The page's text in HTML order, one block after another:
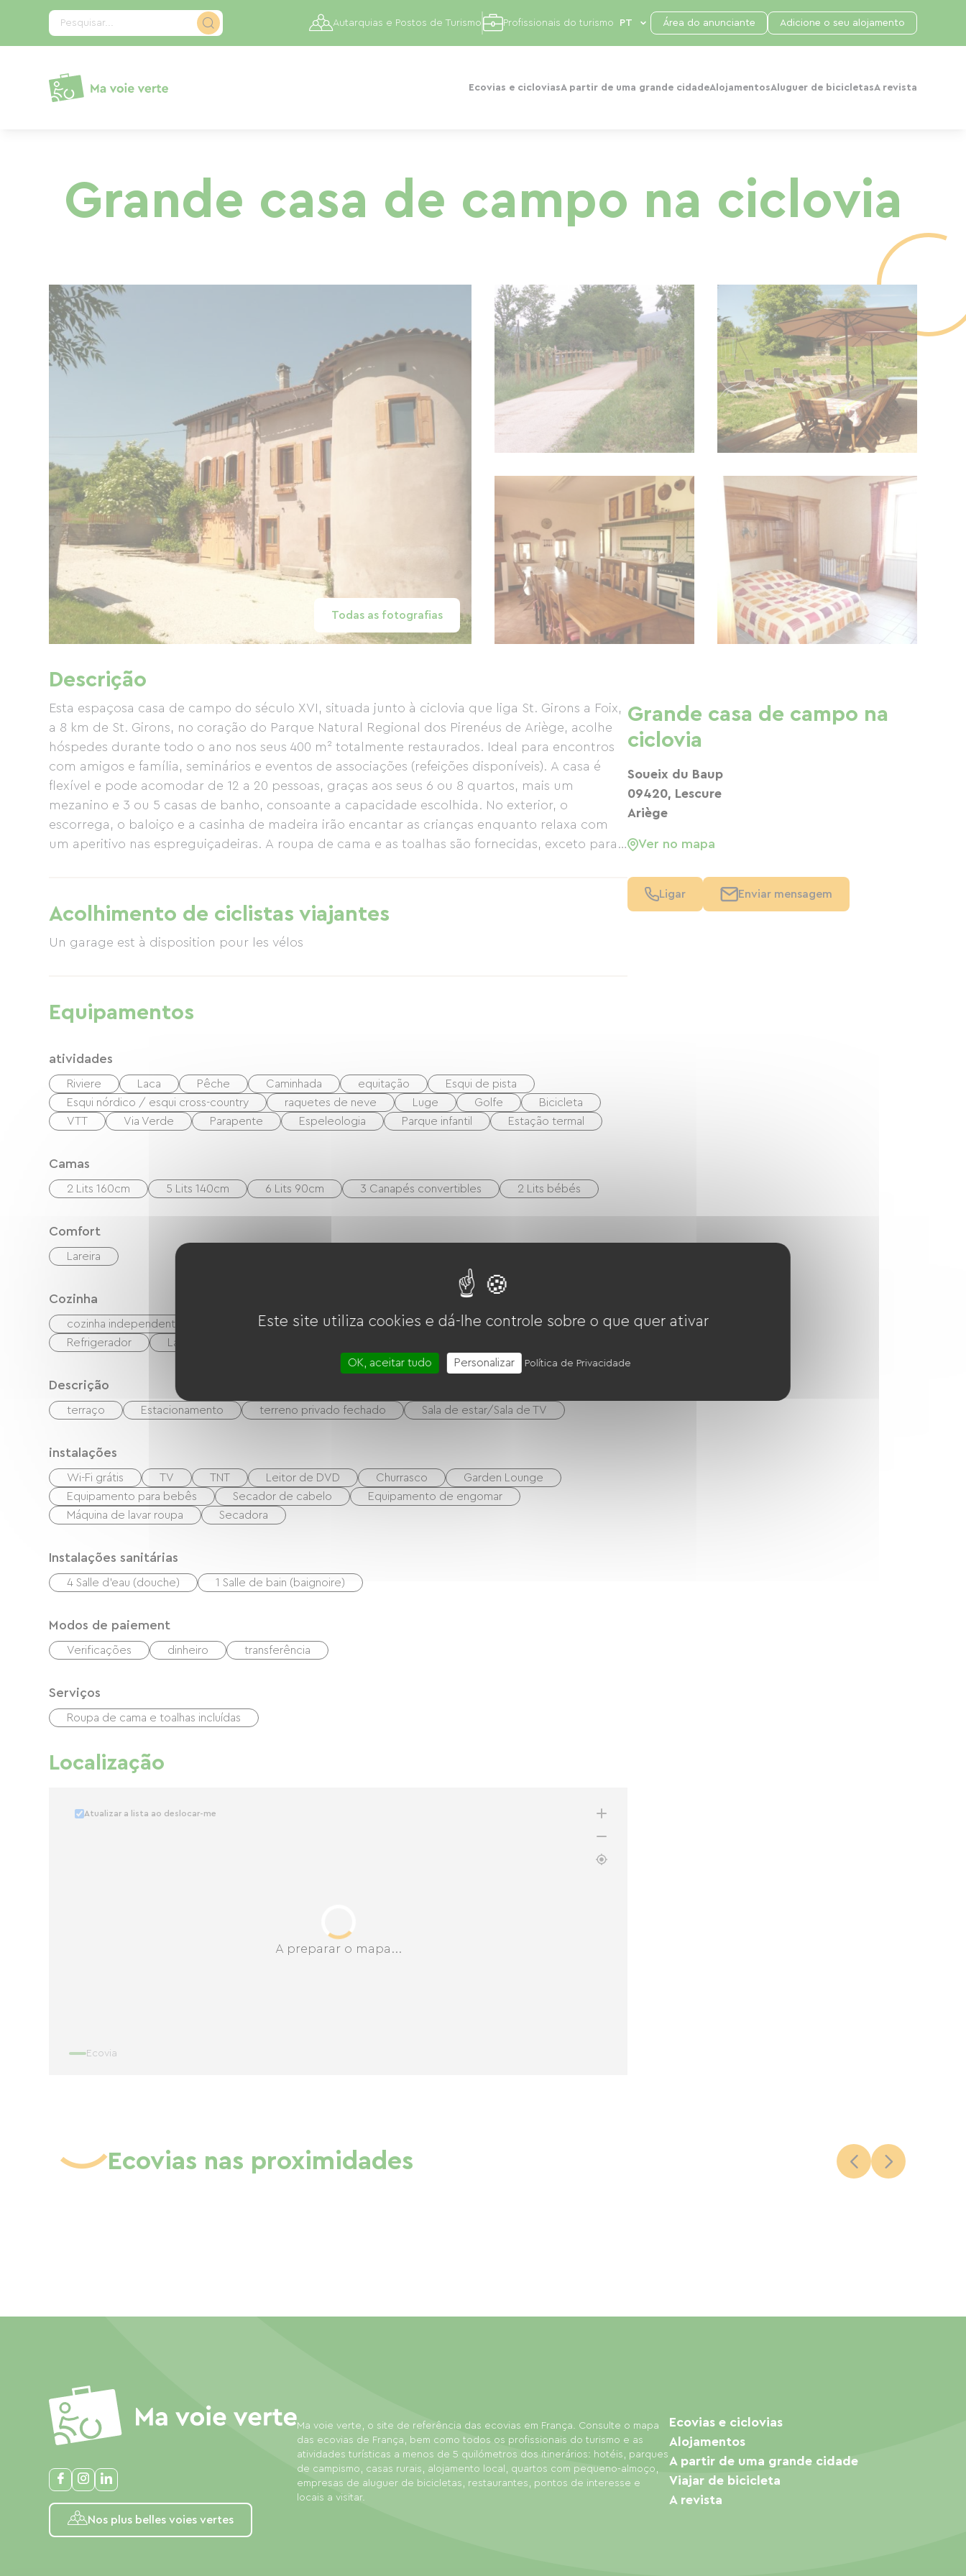
Pesquisar...
Ecovias e cicloviasA partir de uma grande cidadeAlojamentosAluguer de bicicletasA revista
Autarquias e Postos de Turismo Profissionais do turismo Área do anunciante Adicione o seu alojamento
Grande casa de campo na ciclovia
Todas as fotografias
Descrição
Esta espaçosa casa de campo do século XVI, situada junto à ciclovia que liga St. Girons a Foix,
a 8 km de St. Girons, no coração do Parque Natural Regional dos Pirenéus de Ariège, acolhe
hóspedes durante todo o ano nos seus 400 m² totalmente restaurados. Ideal para encontros
com amigos e família, seminários e eventos de associações (refeições disponíveis). A casa é
flexível e pode acomodar de 12 a 20 pessoas, graças aos seus 6 ou 8 quartos, mais um
mezanino e 3 ou 5 casas de banho, consoante a capacidade escolhida. No exterior, o
escorrega, o baloiço e a casinha de madeira irão encantar as crianças enquanto relaxa com
um aperitivo nas espreguiçadeiras. A roupa de cama e as toalhas são fornecidas, exceto para
Acolhimento de ciclistas viajantes
Un garage est à disposition pour les vélos
Equipamentos
atividades
Riviere Laca Pêche Caminhada equitação
Esqui de pista
Esqui nórdico / esqui cross-country
raquetes de neve Luge Golfe
Bicicleta
VTT
Via Verde Parapente Espeleologia Parque infantil Estação termal
Camas
2 Lits 160cm 5 Lits 140cm 6 Lits 90cm 3 Canapés convertibles 2 Lits bébés
Comfort
Lareira
Cozinha
cozinha independente cuisinière Micro-ondas Quatro
Exaustor
Refrigerador
Lave-vaisselle
Descrição
terraço Estacionamento terreno privado fechado Sala de estar/Sala de TV
instalações
Wi-Fi grátis TV TNT Leitor de DVD Churrasco
Garden Lounge
Equipamento para bebês
Secador de cabelo
Equipamento de engomar
Máquina de lavar roupa
Secadora
Instalações sanitárias
4 Salle d'eau (douche) 1 Salle de bain (baignoire)
Modos de paiement
Verificações dinheiro transferência
Serviços
Roupa de cama e toalhas incluídas
Localização
A preparar o mapa...
Atualizar a lista ao deslocar-me
Ecovia
Grande casa de campo na
ciclovia
Soueix du Baup
09420, Lescure
Ariège
Ver no mapa
Ligar Enviar mensagem
Ecovias nas proximidades
Nos plus belles voies vertes
Ma voie verte, o site de referência das ecovias em França. Consulte o mapa
das ecovias de França, bem como todos os profissionais do turismo e as
atividades turísticas a menos de 5 quilómetros dos itinerários: hotéis, parques
de campismo, casas rurais, alojamento local, quartos com pequeno-almoço,
empresas de aluguer de bicicletas, restaurantes, pontos de interesse e
locais a visitar.
Ecovias e ciclovias
Alojamentos
A partir de uma grande cidade
Viajar de bicicleta
A revista
Painel de Gerenciamento de Cookies
Este site utiliza cookies e dá-lhe controle sobre o que quer ativar
OK, aceitar tudo Personalizar Política de Privacidade